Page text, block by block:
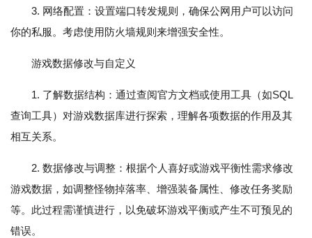
3. 网络配置：设置端口转发规则，确保公网用户可以访问
你的私服。考虑使用防火墙规则来增强安全性。
游戏数据修改与自定义
1. 了解数据结构：通过查阅官方文档或使用工具（如SQL
查询工具）对游戏数据库进行探索，理解各项数据的作用及其
相互关系。
2. 数据修改与调整：根据个人喜好或游戏平衡性需求修改
游戏数据，如调整怪物掉落率、增强装备属性、修改任务奖励
等。此过程需谨慎进行，以免破坏游戏平衡或产生不可预见的
错误。